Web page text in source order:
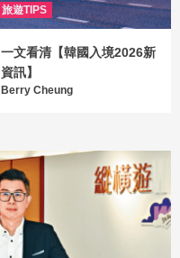
旅遊TIPS
一文看清【韓國入境2026新
資訊】
Berry Cheung